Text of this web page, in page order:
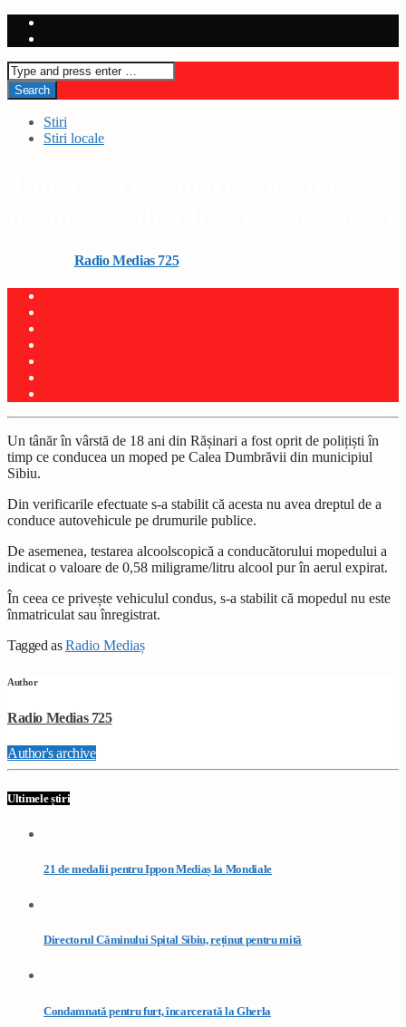
Stiri
Stiri locale
Radio Medias 725on 27 martie 2025
Un tânăr în vârstă de 18 ani din Rășinari a fost oprit de polițiști în
timp ce conducea un moped pe Calea Dumbrăvii din municipiul
Sibiu.
Din verificarile efectuate s-a stabilit că acesta nu avea dreptul de a
conduce autovehicule pe drumurile publice.
De asemenea, testarea alcoolscopică a conducătorului mopedului a
indicat o valoare de 0,58 miligrame/litru alcool pur în aerul expirat.
În ceea ce privește vehiculul condus, s-a stabilit că mopedul nu este
înmatriculat sau înregistrat.
Tagged asRadio Mediaș
Author
Radio Medias 725
Author's archive
Ultimele știri
21 de medalii pentru Ippon Mediaș la Mondiale
Directorul Căminului Spital Sibiu, reținut pentru mită
Condamnată pentru furt, încarcerată la Gherla